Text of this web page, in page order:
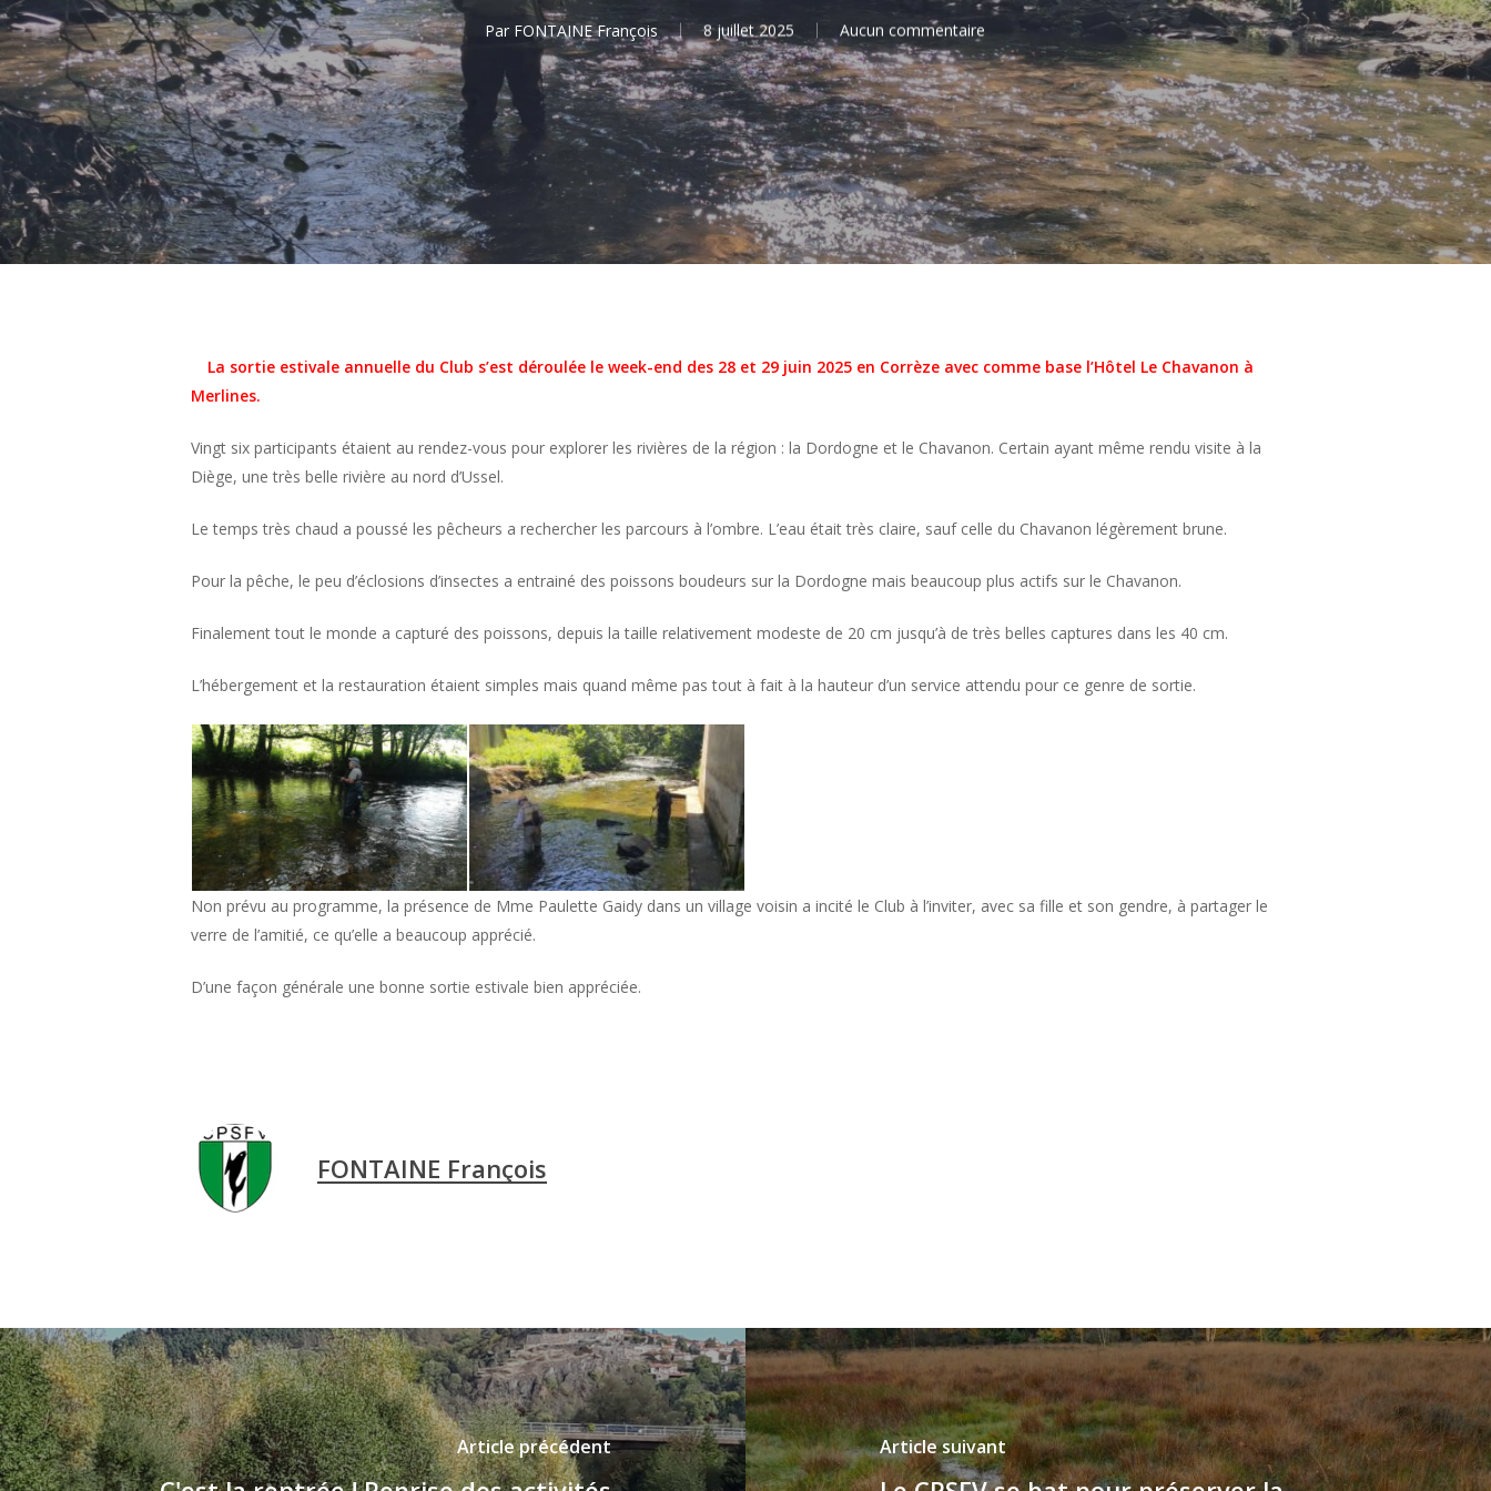
Par FONTAINE François 8 juillet 2025 Aucun commentaire
La sortie estivale annuelle du Club s’est déroulée le week-end des 28 et 29 juin 2025 en Corrèze avec comme base l’Hôtel Le Chavanon à
Merlines.
Vingt six participants étaient au rendez-vous pour explorer les rivières de la région : la Dordogne et le Chavanon. Certain ayant même rendu visite à la
Diège, une très belle rivière au nord d’Ussel.
Le temps très chaud a poussé les pêcheurs a rechercher les parcours à l’ombre. L’eau était très claire, sauf celle du Chavanon légèrement brune.
Pour la pêche, le peu d’éclosions d’insectes a entrainé des poissons boudeurs sur la Dordogne mais beaucoup plus actifs sur le Chavanon.
Finalement tout le monde a capturé des poissons, depuis la taille relativement modeste de 20 cm jusqu’à de très belles captures dans les 40 cm.
L’hébergement et la restauration étaient simples mais quand même pas tout à fait à la hauteur d’un service attendu pour ce genre de sortie.
Non prévu au programme, la présence de Mme Paulette Gaidy dans un village voisin a incité le Club à l’inviter, avec sa fille et son gendre, à partager le
verre de l’amitié, ce qu’elle a beaucoup apprécié.
D’une façon générale une bonne sortie estivale bien appréciée.
FONTAINE François
Article précédent Article suivant